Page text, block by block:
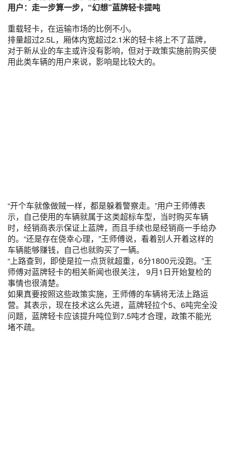
用户：走一步算一步，“幻想”蓝牌轻卡提吨
重载轻卡，在运输市场的比例不小。
排量超过2.5L，厢体内宽超过2.1米的轻卡将上不了蓝牌，
对于新从业的车主或许没有影响，但对于政策实施前购买使
用此类车辆的用户来说，影响是比较大的。
“开个车就像做贼一样，都是躲着警察走。”用户王师傅表
示，自己使用的车辆就属于这类超标车型，当时购买车辆
时，经销商表示保证上蓝牌，而且手续也是经销商一手给办
的。“还是存在侥幸心理，”王师傅说，看着别人开着这样的
车辆能够赚钱，自己也就购买了一辆。
“上路查到，即使是拉一点货就超重，6分1800元没跑。”王
师傅对蓝牌轻卡的相关新闻也很关注， 9月1日开始复检的
事情也很清楚。
如果真要按照这些政策实施，王师傅的车辆将无法上路运
营。其表示，现在技术这么先进，蓝牌轻拉个5、6吨完全没
问题，蓝牌轻卡应该提升吨位到7.5吨才合理，政策不能光
堵不疏。